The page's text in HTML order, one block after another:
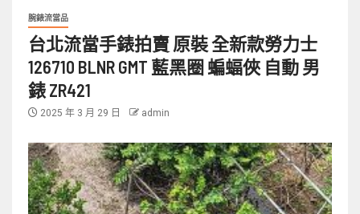
腕錶流當品
台北流當手錶拍賣 原裝 全新款勞力士
126710 BLNR GMT 藍黑圈 蝙蝠俠 自動 男
錶 ZR421
2025 年 3 月 29 日 admin